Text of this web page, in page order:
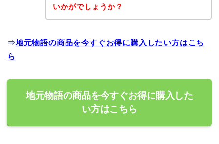
いかがでしょうか？
⇒地元物語の商品を今すぐお得に購入したい方はこち
ら
地元物語の商品を今すぐお得に購入した
い方はこちら